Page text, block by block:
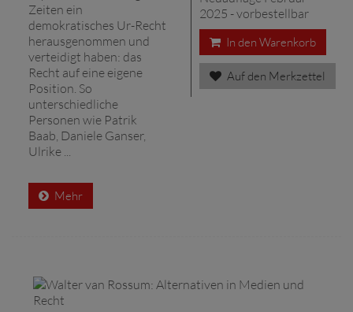
Zeiten ein
demokratisches Ur-Recht
herausgenommen und
verteidigt haben: das
Recht auf eine eigene
Position. So
unterschiedliche
Personen wie Patrik
Baab, Daniele Ganser,
Ulrike ...
Mehr
2025 - vorbestellbar
In den Warenkorb
Auf den Merkzettel